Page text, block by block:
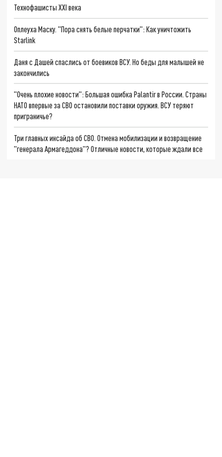
Технофашисты XXI века
Оплеуха Маску. "Пора снять белые перчатки": Как уничтожить
Starlink
Даня с Дашей спаслись от боевиков ВСУ. Но беды для малышей не
закончились
"Очень плохие новости": Большая ошибка Palantir в России. Страны
НАТО впервые за СВО остановили поставки оружия. ВСУ теряют
приграничье?
Три главных инсайда об СВО. Отмена мобилизации и возвращение
"генерала Армагеддона"? Отличные новости, которые ждали все